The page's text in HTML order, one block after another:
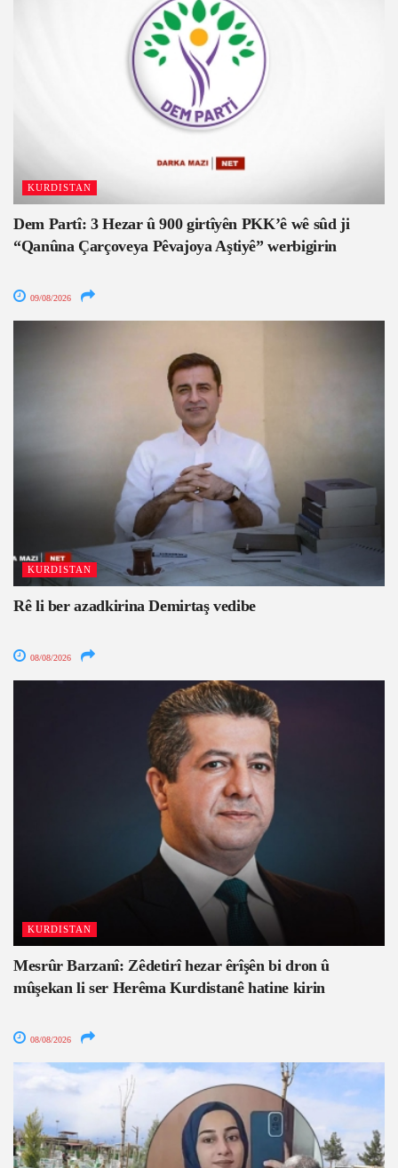
KURDISTAN
Dem Partî: 3 Hezar û 900 girtîyên PKK’ê wê sûd ji
“Qanûna Çarçoveya Pêvajoya Aştiyê” werbigirin
09/08/2026
KURDISTAN
Rê li ber azadkirina Demirtaş vedibe
08/08/2026
KURDISTAN
Mesrûr Barzanî: Zêdetirî hezar êrîşên bi dron û
mûşekan li ser Herêma Kurdistanê hatine kirin
08/08/2026